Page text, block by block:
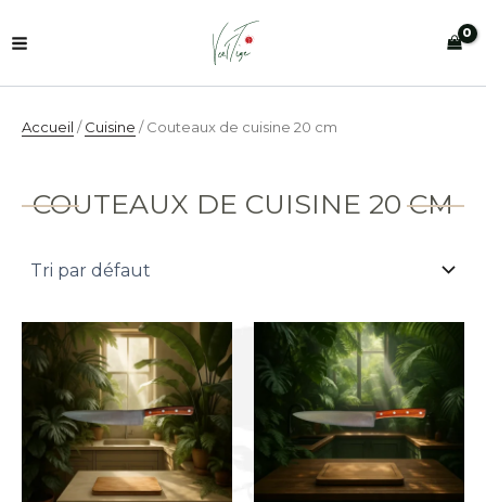
au
Accueil /Cuisine / Couteaux de cuisine 20 cm
COUTEAUX DE CUISINE 20 CM